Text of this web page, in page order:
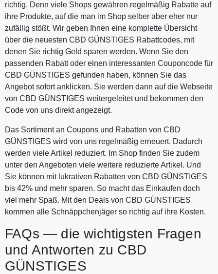
richtig. Denn viele Shops gewähren regelmäßig Rabatte auf
ihre Produkte, auf die man im Shop selber aber eher nur
zufällig stößt. Wir geben Ihnen eine komplette Übersicht
über die neuesten CBD GÜNSTIGES Rabattcodes, mit
denen Sie richtig Geld sparen werden. Wenn Sie den
passenden Rabatt oder einen interessanten Couponcode für
CBD GÜNSTIGES gefunden haben, können Sie das
Angebot sofort anklicken. Sie werden dann auf die Webseite
von CBD GÜNSTIGES weitergeleitet und bekommen den
Code von uns direkt angezeigt.
Das Sortiment an Coupons und Rabatten von CBD
GÜNSTIGES wird von uns regelmäßig erneuert. Dadurch
werden viele Artikel reduziert. Im Shop finden Sie zudem
unter den Angeboten viele weitere reduzierte Artikel. Und
Sie können mit lukrativen Rabatten von CBD GÜNSTIGES
bis 42% und mehr sparen. So macht das Einkaufen doch
viel mehr Spaß. Mit den Deals von CBD GÜNSTIGES
kommen alle Schnäppchenjäger so richtig auf ihre Kosten.
FAQs — die wichtigsten Fragen
und Antworten zu CBD
GÜNSTIGES